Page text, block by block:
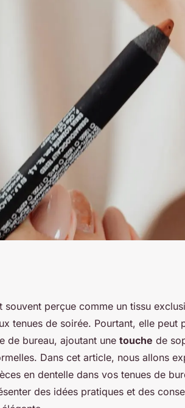
pièces en
de bureau
souvent perçue comme un tissu
tenues de soirée. Pourtant, elle peut
de bureau, ajoutant une touche de
Dans cet article, nous allons
en dentelle dans vos tenues de
des idées pratiques et des